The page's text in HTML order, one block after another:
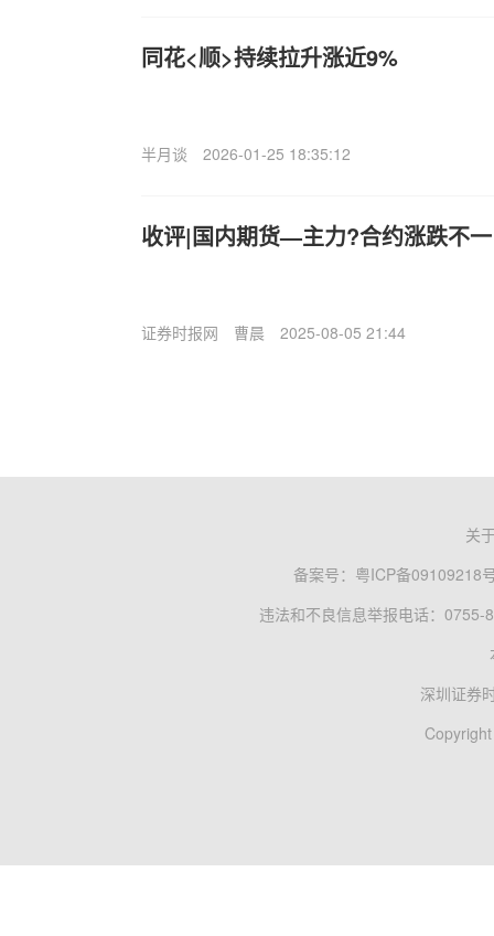
同花<顺>持续拉升涨近9%
半月谈 2026-01-25 18:35:12
收评|国内期货—主力?合约涨跌不
证券时报网 曹晨 2025-08-05 21:44
关
备案号： 粤ICP备09109218
违法和不良信息举报电话：0755-
深圳证券